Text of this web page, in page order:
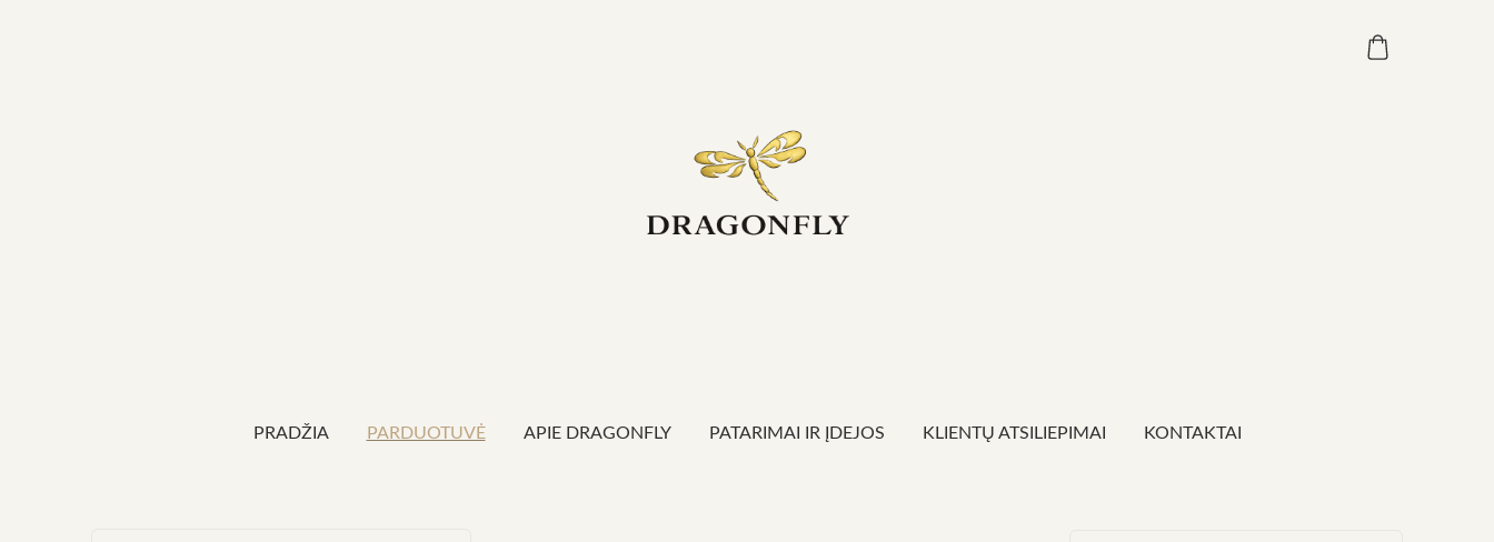
PRADŽIA PARDUOTUVĖ APIE DRAGONFLY PATARIMAI IR ĮDEJOS KLIENTŲ ATSILIEPIMAI KONTAKTAI